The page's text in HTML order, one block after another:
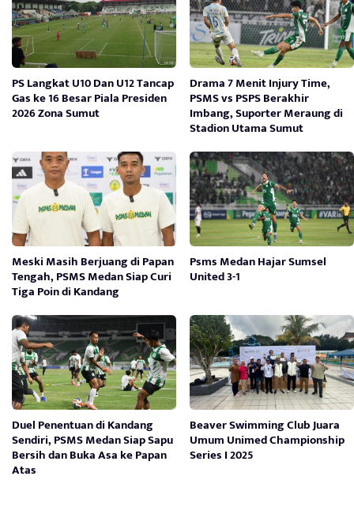
PS Langkat U10 Dan U12 Tancap
Gas ke 16 Besar Piala Presiden
2026 Zona Sumut
Drama 7 Menit Injury Time,
PSMS vs PSPS Berakhir
Imbang, Suporter Meraung di
Stadion Utama Sumut
Meski Masih Berjuang di Papan
Tengah, PSMS Medan Siap Curi
Tiga Poin di Kandang
Psms Medan Hajar Sumsel
United 3-1
Duel Penentuan di Kandang
Sendiri, PSMS Medan Siap Sapu
Bersih dan Buka Asa ke Papan
Atas
Beaver Swimming Club Juara
Umum Unimed Championship
Series I 2025